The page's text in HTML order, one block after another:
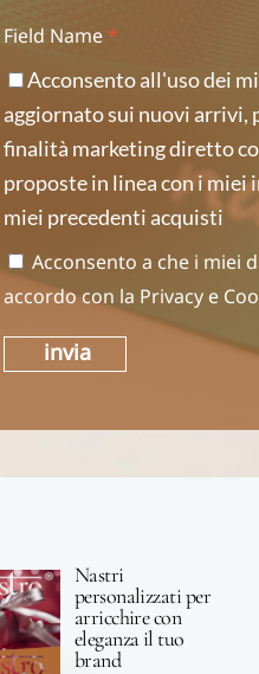
Field Name *
Acconsento all'uso dei
aggiornato sui nuovi arrivi,
finalità marketing diretto
proposte in linea con i miei
miei precedenti acquisti
Acconsento a che i miei
accordo con la Privacye
invia
Nastri
personalizzati per
arricchire con
eleganza il tuo
brand